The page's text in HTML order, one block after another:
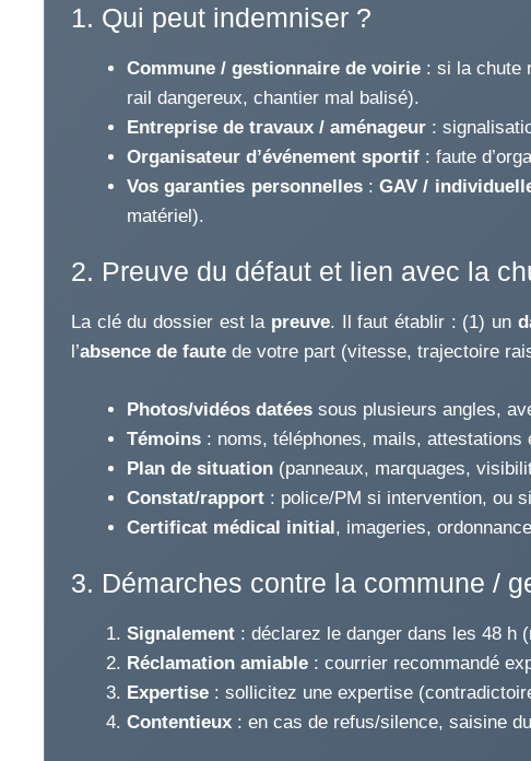
1. Qui peut indemniser ?
Commune / gestionnaire de voirie : si la chute
rail dangereux, chantier mal balisé).
Entreprise de travaux / aménageur :
Organisateur d’événement sportif : faute
Vos garanties personnelles:GAV /
matériel).
2. Preuve du défaut et lien avec la
La clé du dossier est la preuve. Il faut établir : (1) un
l’absence de faute de votre part (vitesse, trajectoire
Photos/vidéos datées sous plusieurs angles,
Témoins : noms, téléphones, mails, attestations
Plan de situation (panneaux, marquages,
Constat/rapport : police/PM si intervention, ou
Certificat médical initial, imageries,
3. Démarches contre la commune /
Signalement : déclarez le danger dans les 48 h
Réclamation amiable : courrier recommandé
Expertise : sollicitez une expertise
Contentieux : en cas de refus/silence, saisine du